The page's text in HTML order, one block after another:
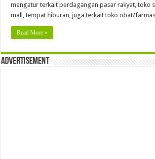
mengatur terkait perdagangan pasar rakyat, toko
mall, tempat hiburan, juga terkait toko obat/
Read More »
Advertisement